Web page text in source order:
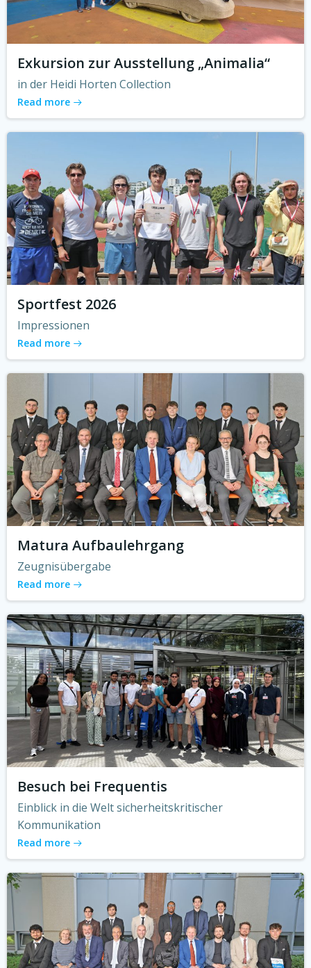
Exkursion zur Ausstellung „Animalia“
in der Heidi Horten Collection
Read more
Sportfest 2026
Impressionen
Read more
Matura Aufbaulehrgang
Zeugnisübergabe
Read more
Besuch bei Frequentis
Einblick in die Welt sicherheitskritischer
Kommunikation
Read more